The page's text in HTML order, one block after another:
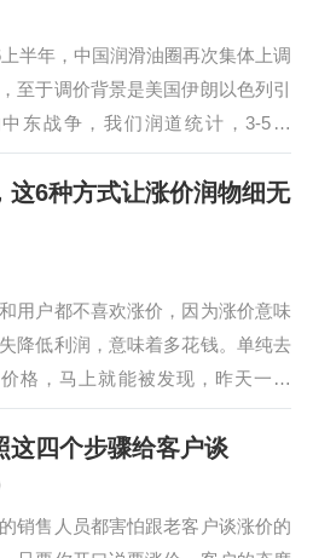
还安排了参观车油尿素液领导品
，占地195亩的可兰素工厂，特
润滑脂企业，占…
半年，中国润滑油圈再次集体上调
至于调价背景是美国伊朗以色列引
东战争，我们润道统计，3-5月
短3个月，就有近200份调价函，这
一定知名度的品牌企业，更多不知
这6种方式让涨价润物细无
用户都不喜欢涨价，因为涨价意味
降低利润，意味着多花钱。单纯去
格，马上就能被发现，昨天一桶
天就成了108，谁也不乐意，那
果我们的涨价方式足够隐蔽，没有
户发现，自然也不会引起不满，那
们可以这样来操作：1、减量不变
价格不变的情况下，减少产品供应
这四个步骤给客户谈
销售人员都害怕跟老客户谈涨价的